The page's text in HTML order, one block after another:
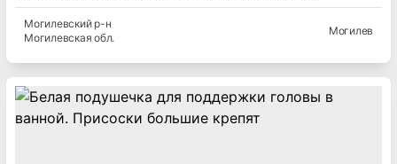
Могилевскийр-н
Могилевская обл.
Могилев